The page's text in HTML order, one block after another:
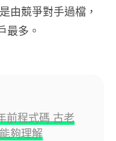
由競爭對手過檔，
最多。
前程式碼 古老
夠理解